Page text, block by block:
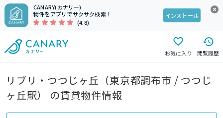
CANARY(カナリー)
物件をアプリでサクサク検索！
(4.8)
インストール
お気に入り 閲覧履歴
リブリ・つつじヶ丘（東京都調布市 / つつじ
ヶ丘駅） の賃貸物件情報